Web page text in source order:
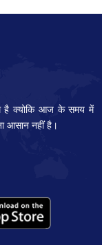
है क्योकि आज के समय में
आसान नहीं है।